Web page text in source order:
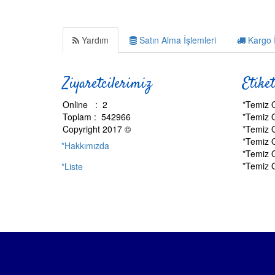
Yardım Satın Alma İşlemleri Kargo
Ziyaretcilerimiz
Online : 2
Toplam : 542966
Copyright 2017 ©
*Hakkımızda
*Liste
*Temiz
*Temiz
*Temiz
*Temiz
*Temiz
*Temiz